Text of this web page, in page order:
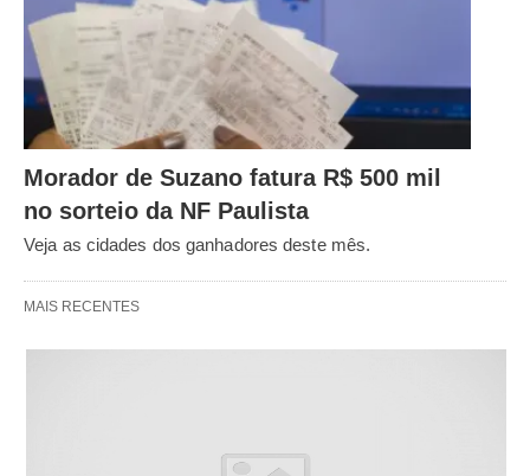
Morador de Suzano fatura R$ 500 mil
no sorteio da NF Paulista
Veja as cidades dos ganhadores deste mês.
MAIS RECENTES